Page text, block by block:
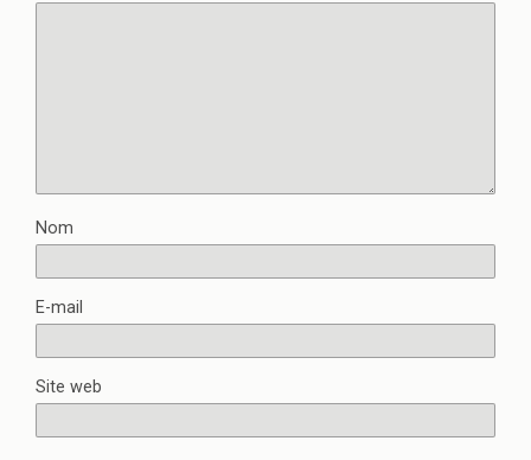
Nom
E-mail
Site web